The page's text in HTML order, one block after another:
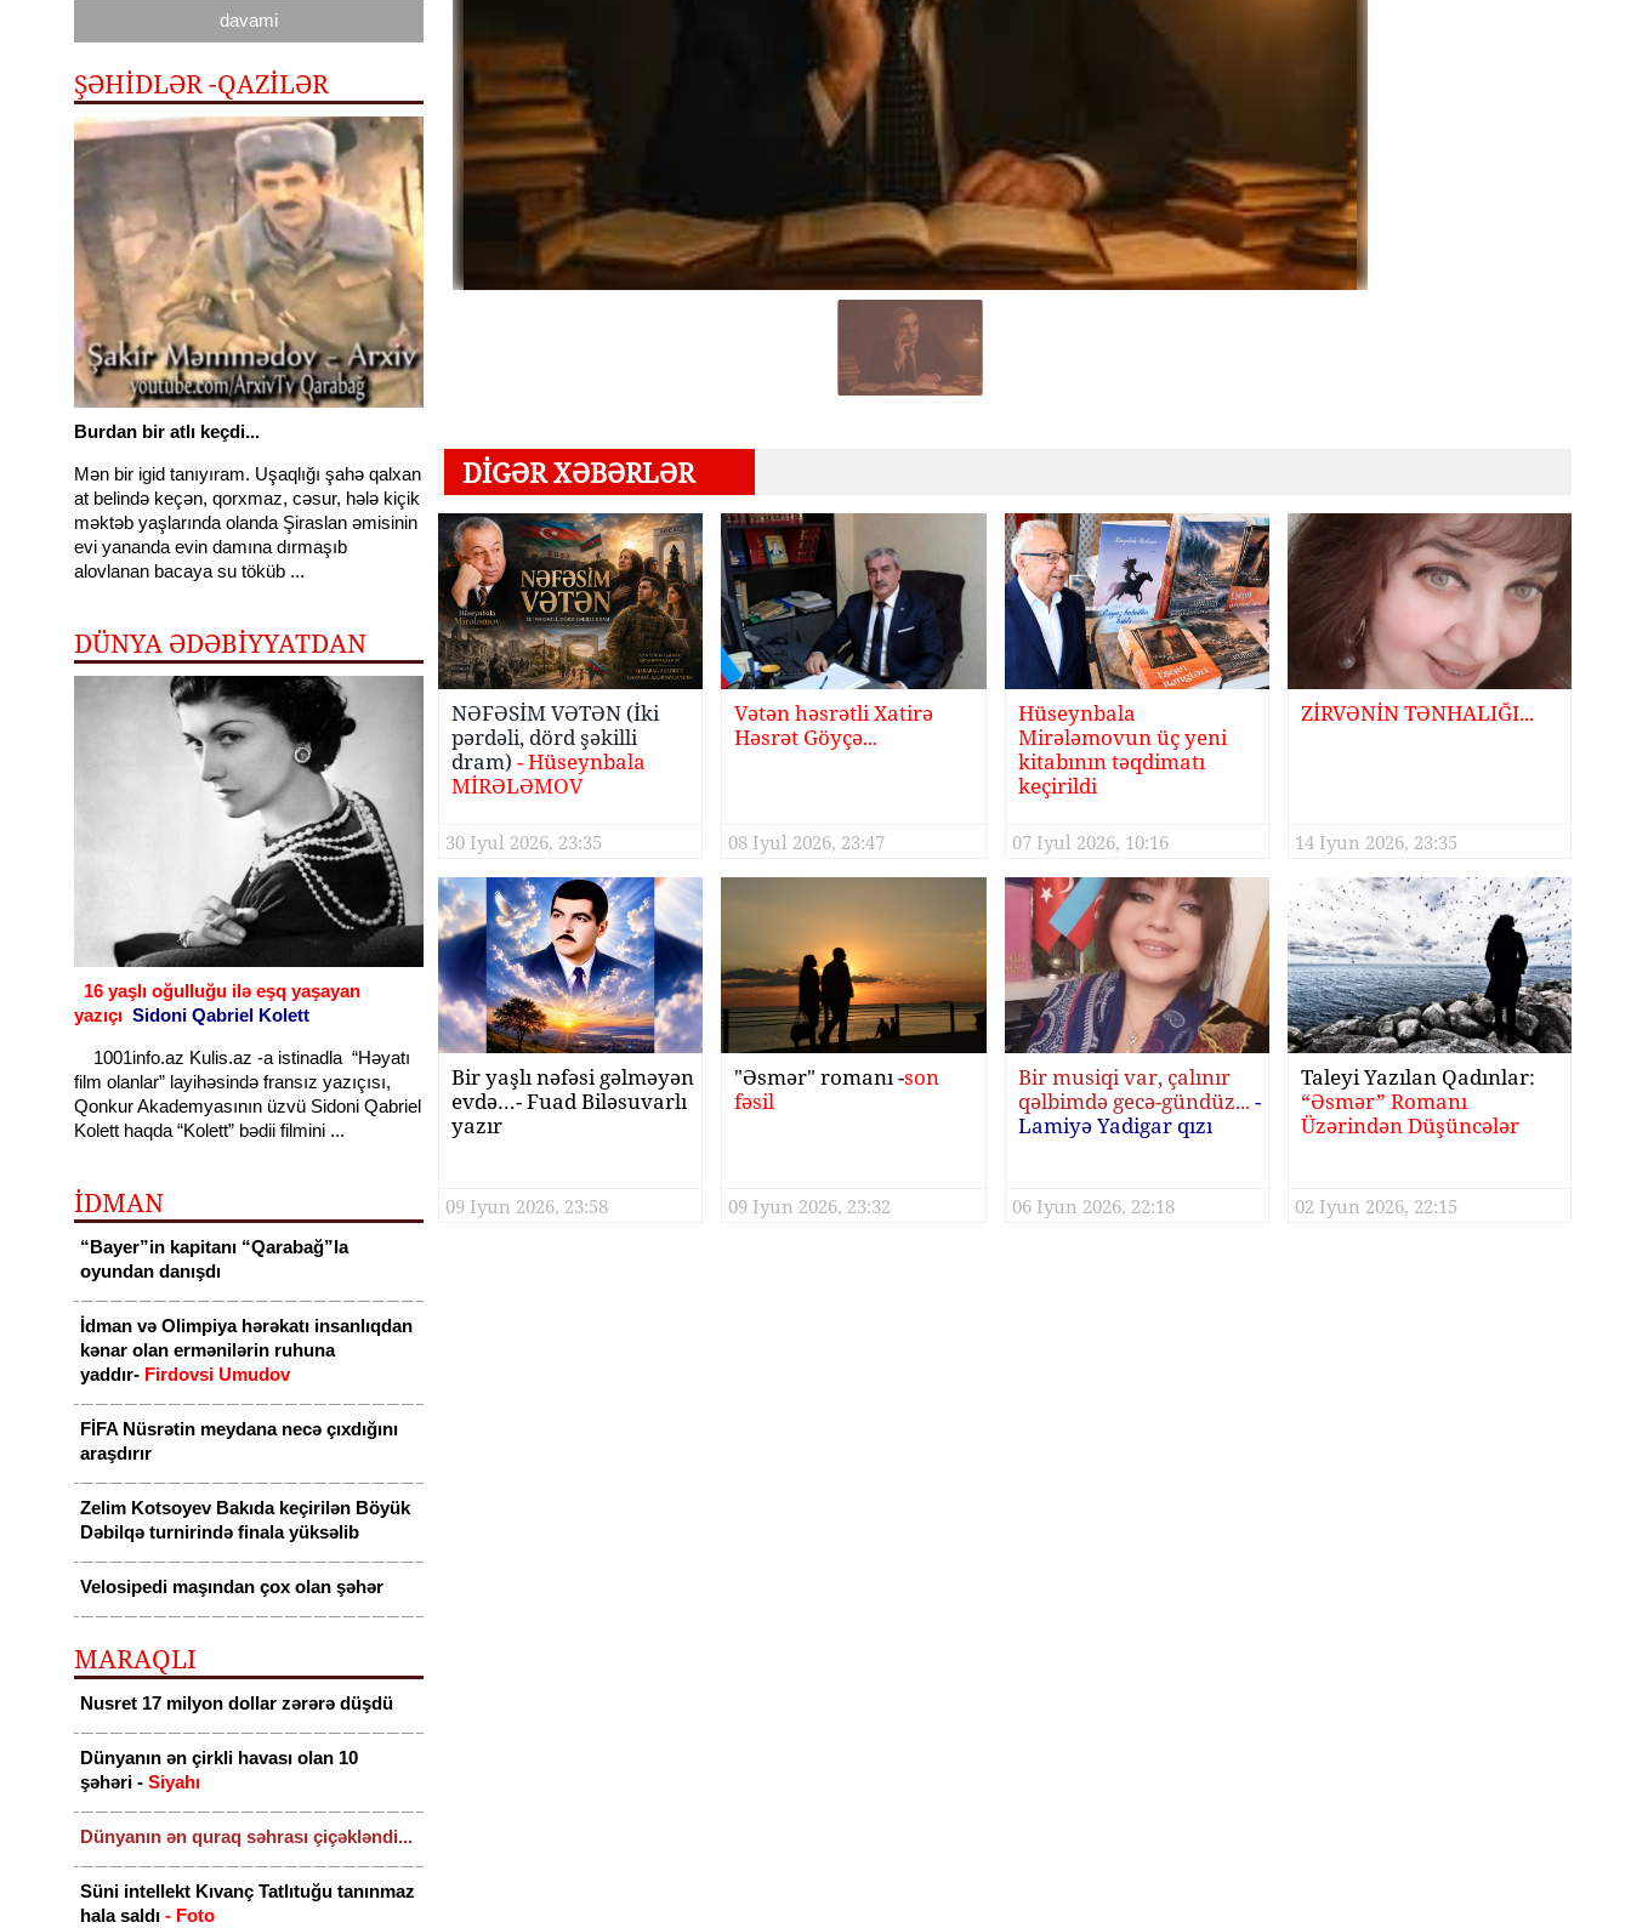
davami
ŞƏHİDLƏR -QAZILƏR
Burdan bir atlı keçdi...
Mən bir igid tanıyıram. Uşaqlığı şahə qalxan
at belində keçən, qorxmaz, cəsur, hələ kiçik
məktəb yaşlarında olanda Şiraslan əmisinin
evi yananda evin damına dırmaşıb
alovlanan bacaya su töküb ...
DÜNYA ƏDƏBİYYATDAN
16 yaşlı oğulluğu ilə eşq yaşayan
yazıçı Sidoni Qabriel Kolett
1001info.az Kulis.az -a istinadla “Həyatı
film olanlar” layihəsində fransız yazıçısı,
Qonkur Akademyasının üzvü Sidoni Qabriel
Kolett haqda “Kolett” bədii filmini ...
İDMAN
“Bayer”in kapitanı “Qarabağ”la
oyundan danışdı
İdman və Olimpiya hərəkatı insanlıqdan
kənar olan ermənilərin ruhuna
yaddır- Firdovsi Umudov
FİFA Nüsrətin meydana necə çıxdığını
araşdırır
Zelim Kotsoyev Bakıda keçirilən Böyük
Dəbilqə turnirində finala yüksəlib
Velosipedi maşından çox olan şəhər
MARAQLI
Nusret 17 milyon dollar zərərə düşdü
Dünyanın ən çirkli havası olan 10
şəhəri - Siyahı
Dünyanın ən quraq səhrası çiçəkləndi...
Süni intellekt Kıvanç Tatlıtuğu tanınmaz
hala saldı - Foto
DIGƏR XƏBƏRLƏR
NƏFƏSİM VƏTƏN (İki
pərdəli, dörd şəkilli
dram) - Hüseynbala
MİRƏLƏMOV
30 Iyul 2026, 23:35
Vətən həsrətli Xatirə
Həsrət Göyçə...
08 Iyul 2026, 23:47
Hüseynbala
Mirələmovun üç yeni
kitabının təqdimatı
keçirildi
07 Iyul 2026, 10:16
ZİRVƏNİN TƏNHALIĞI...
14 Iyun 2026, 23:35
Bir yaşlı nəfəsi gəlməyən
evdə…- Fuad Biləsuvarlı
yazır
09 Iyun 2026, 23:58
"Əsmər" romanı -son
fəsil
09 Iyun 2026, 23:32
Bir musiqi var, çalınır
qəlbimdə gecə-gündüz... -
Lamiyə Yadigar qızı
06 Iyun 2026, 22:18
Taleyi Yazılan Qadınlar:
“Əsmər” Romanı
Üzərindən Düşüncələr
02 Iyun 2026, 22:15